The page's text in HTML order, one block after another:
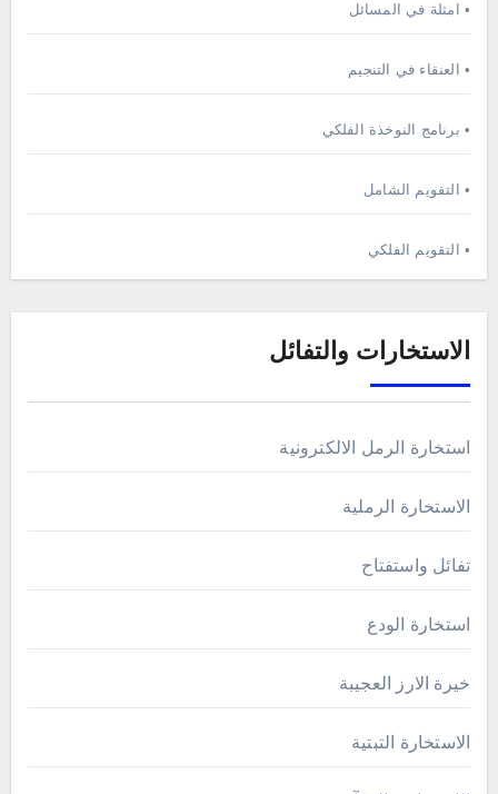
• امثلة في المسائل
• العنقاء في التنجيم
• برنامج النوخذة الفلكي
• التقويم الشامل
• التقويم الفلكي
الاستخارات والتفائل
استخارة الرمل الالكترونية
الاستخارة الرملية
تفائل واستفتاح
استخارة الودع
خيرة الارز العجيبة
الاستخارة التبتية